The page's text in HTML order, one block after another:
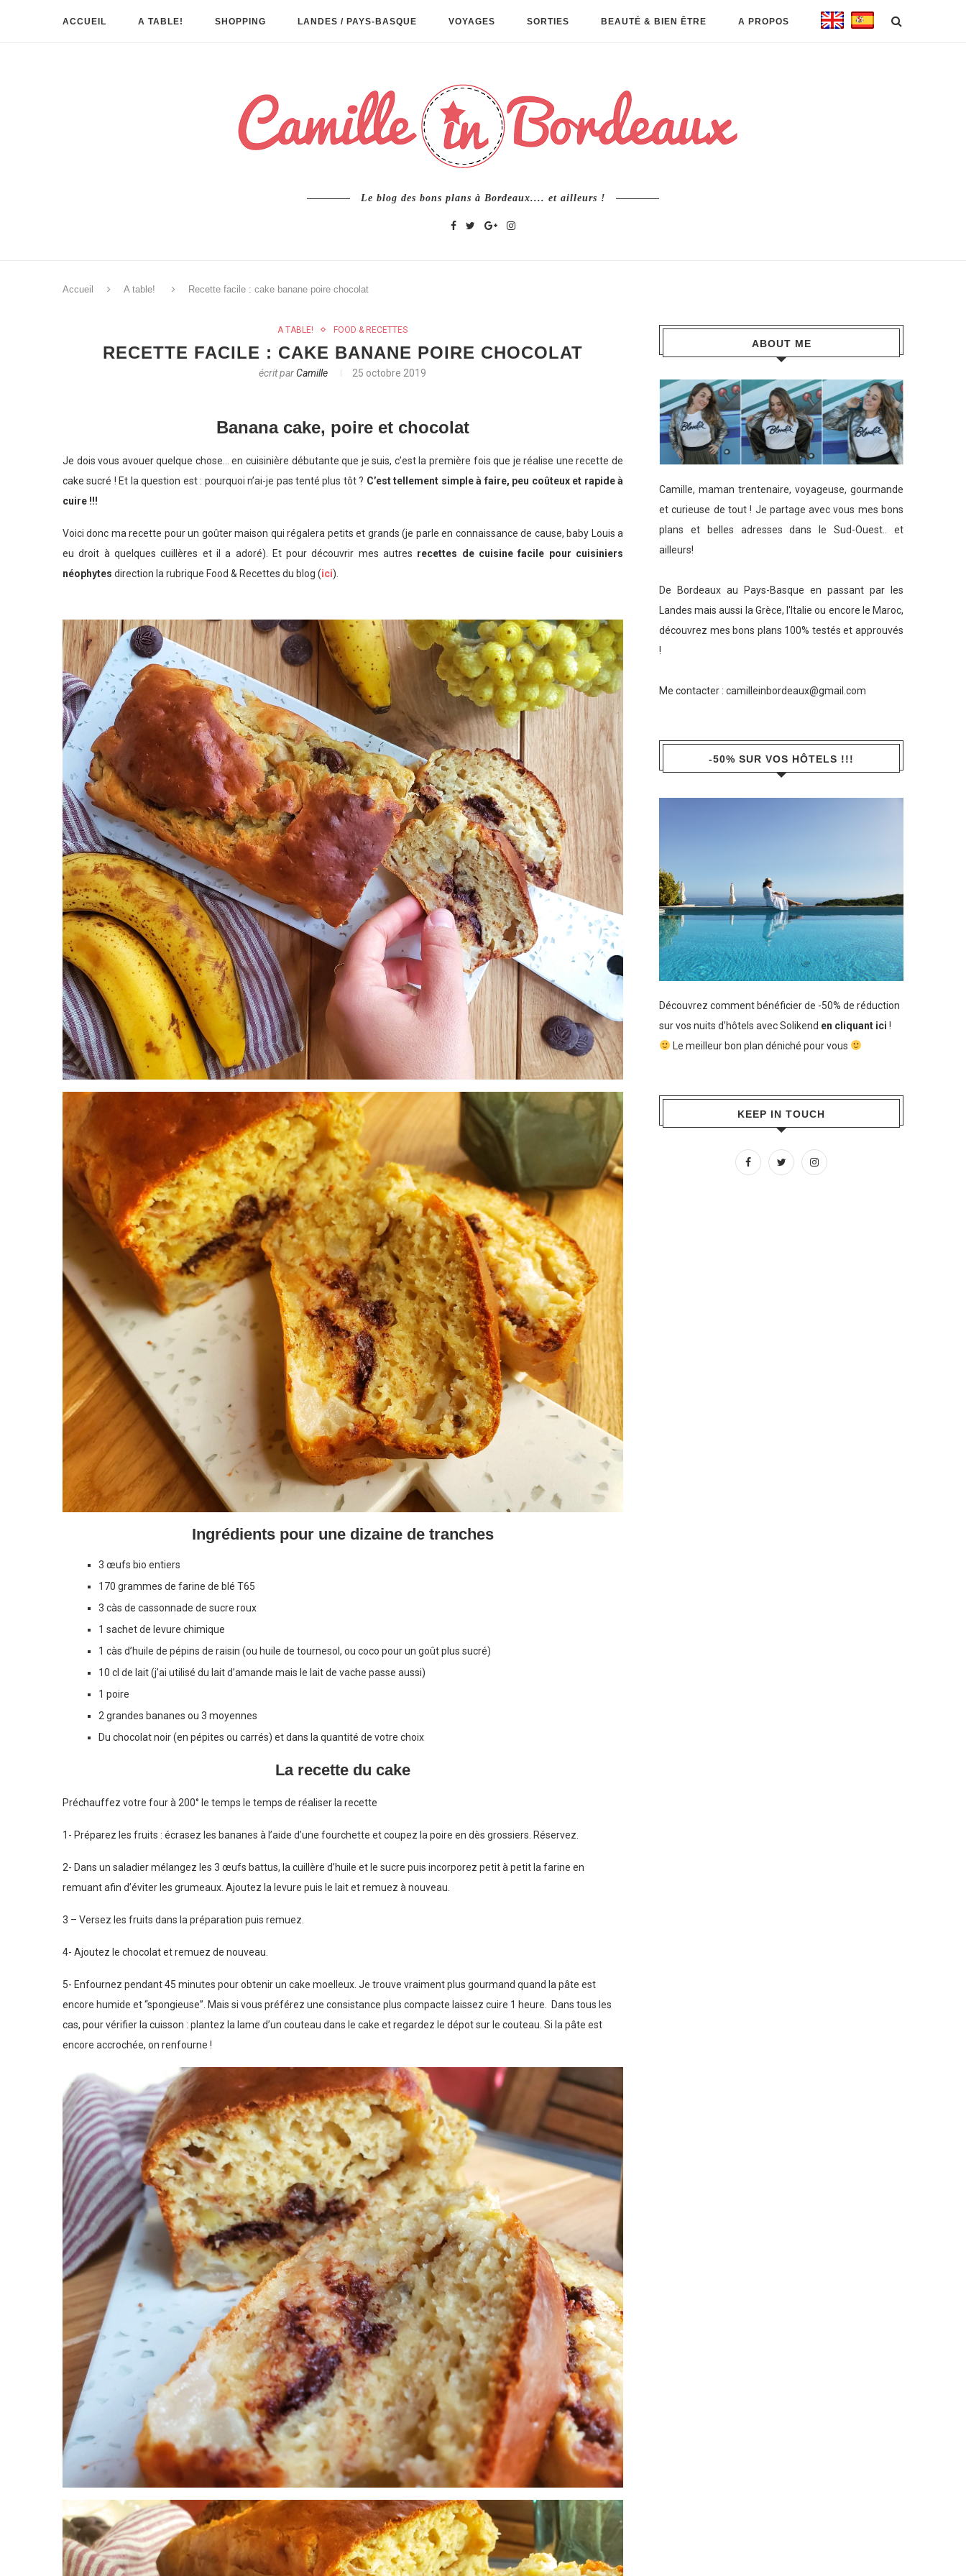
ACCUEIL A TABLE! SHOPPING LANDES / PAYS-BASQUE VOYAGES SORTIES BEAUTÉ & BIEN ÊTRE A PROPOS
Le blog des bons plans à Bordeaux.... et ailleurs !
Accueil A table! Recette facile : cake banane poire chocolat
A TABLE! FOOD & RECETTES
RECETTE FACILE : CAKE BANANE POIRE CHOCOLAT
écrit parCamille 25 octobre 2019
Banana cake, poire et chocolat
Je dois vous avouer quelque chose… en cuisinière débutante que je suis, c’est la première fois que je réalise une recette de
cake sucré ! Et la question est : pourquoi n’ai-je pas tenté plus tôt ? C’est tellement simple à faire, peu coûteux et rapide à
cuire !!!
Voici donc ma recette pour un goûter maison qui régalera petits et grands (je parle en connaissance de cause, baby Louis a
eu droit à quelques cuillères et il a adoré). Et pour découvrir mes autres recettes de cuisine facile pour cuisiniers
néophytes direction la rubrique Food & Recettes du blog (ici).
Ingrédients pour une dizaine de tranches
3 œufs bio entiers
170 grammes de farine de blé T65
3 càs de cassonnade de sucre roux
1 sachet de levure chimique
1 càs d’huile de pépins de raisin (ou huile de tournesol, ou coco pour un goût plus sucré)
10 cl de lait (j’ai utilisé du lait d’amande mais le lait de vache passe aussi)
1 poire
2 grandes bananes ou 3 moyennes
Du chocolat noir (en pépites ou carrés) et dans la quantité de votre choix
La recette du cake
Préchauffez votre four à 200° le temps le temps de réaliser la recette
1- Préparez les fruits : écrasez les bananes à l’aide d’une fourchette et coupez la poire en dès grossiers. Réservez.
2- Dans un saladier mélangez les 3 œufs battus, la cuillère d’huile et le sucre puis incorporez petit à petit la farine en
remuant afin d’éviter les grumeaux. Ajoutez la levure puis le lait et remuez à nouveau.
3 – Versez les fruits dans la préparation puis remuez.
4- Ajoutez le chocolat et remuez de nouveau.
5- Enfournez pendant 45 minutes pour obtenir un cake moelleux. Je trouve vraiment plus gourmand quand la pâte est
encore humide et “spongieuse”. Mais si vous préférez une consistance plus compacte laissez cuire 1 heure. Dans tous les
cas, pour vérifier la cuisson : plantez la lame d’un couteau dans le cake et regardez le dépot sur le couteau. Si la pâte est
encore accrochée, on renfourne !
ABOUT ME
Camille, maman trentenaire, voyageuse, gourmande
et curieuse de tout ! Je partage avec vous mes bons
plans et belles adresses dans le Sud-Ouest.. et
ailleurs!
De Bordeaux au Pays-Basque en passant par les
Landes mais aussi la Grèce, l'Italie ou encore le Maroc,
découvrez mes bons plans 100% testés et approuvés
!
Me contacter : camilleinbordeaux@gmail.com
-50% SUR VOS HÔTELS !!!
Découvrez comment bénéficier de -50% de réduction
sur vos nuits d’hôtels avec Solikend en cliquant ici !
Le meilleur bon plan déniché pour vous
KEEP IN TOUCH